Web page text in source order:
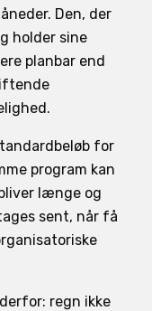
Den, der
holder sine
planbar end
for
program kan
længe og
sent, når få
regn ikke